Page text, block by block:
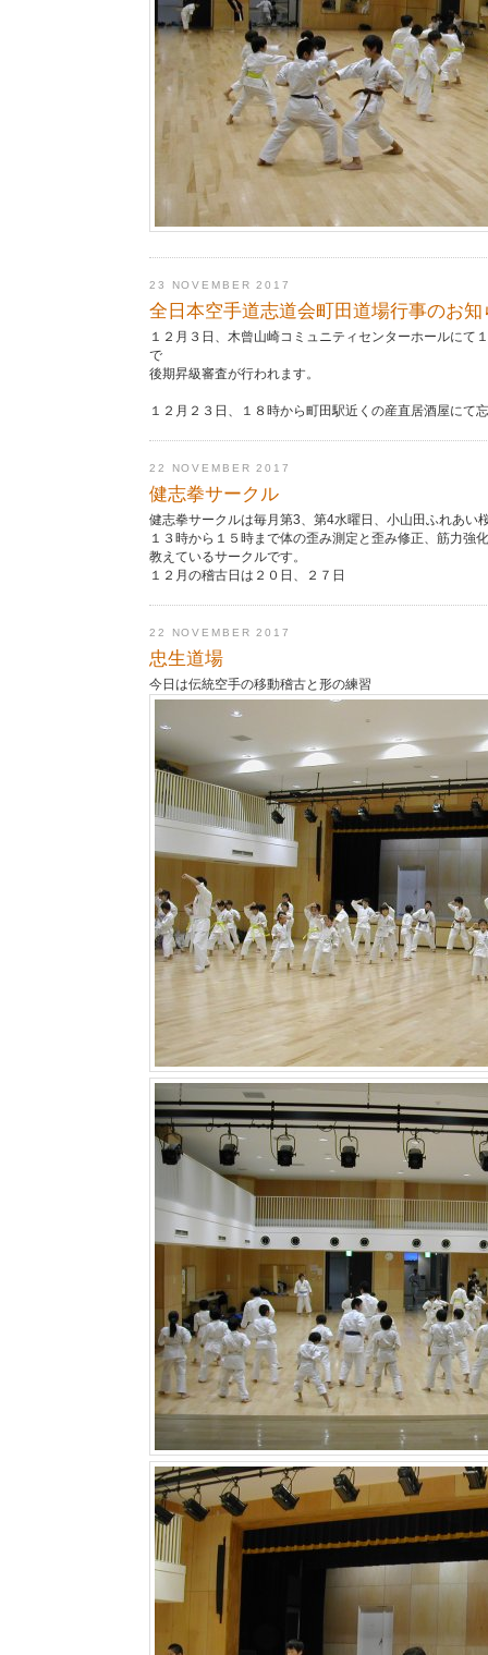
23 NOVEMBER 2017
全日本空手道志道会町田道場行事のお知
１２月３日、木曾山崎コミュニティセンターホールにて
で
後期昇級審査が行われます。
１２月２３日、１８時から町田駅近くの産直居酒屋にて
22 NOVEMBER 2017
健志拳サークル
健志拳サークルは毎月第3、第4水曜日、小山田ふれあい
１３時から１５時まで体の歪み測定と歪み修正、筋力強
教えているサークルです。
１２月の稽古日は２０日、２７日
22 NOVEMBER 2017
忠生道場
今日は伝統空手の移動稽古と形の練習